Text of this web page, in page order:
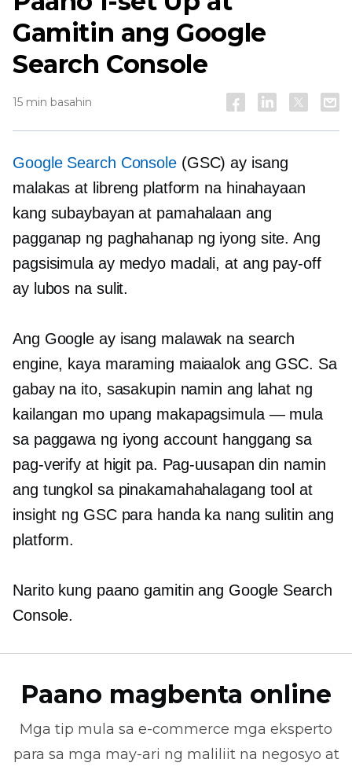
Gamitin ang Google
Search Console
15 min basahin
Google Search Console(GSC) ay isang
malakas at libreng platform na hinahayaan
kang subaybayan at pamahalaan ang
pagganap ng paghahanap ng iyong site. Ang
pagsisimula ay medyo madali, at ang pay-off
ay lubos na sulit.
Ang Google ay isang malawak na search
engine, kaya maraming maiaalok ang GSC. Sa
gabay na ito, sasakupin namin ang lahat ng
kailangan mo upang makapagsimula — mula
sa paggawa ng iyong account hanggang sa
pag-verify at higit pa. Pag-uusapan din namin
ang tungkol sa pinakamahahalagang tool at
insight ng GSC para handa ka nang sulitin ang
platform.
Narito kung paano gamitin ang Google Search
Console.
Paano magbenta online
Mga tip mula sa e-commerce mga eksperto
para sa mga may-ari ng maliliit na negosyo at